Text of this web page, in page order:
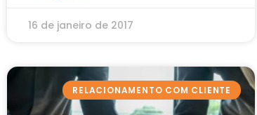
16 de janeiro de 2017
RELACIONAMENTO COM CLIENTE